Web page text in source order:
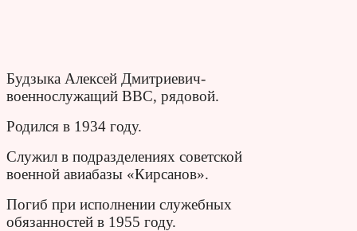
Будзыка Алексей Дмитриевич-
военнослужащий ВВС, рядовой.
Родился в 1934 году.
Служил в подразделениях советской
военной авиабазы «Кирсанов».
Погиб при исполнении служебных
обязанностей в 1955 году.